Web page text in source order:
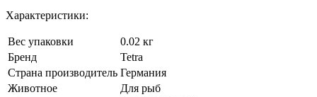
Характеристики:
Вес упаковки
0.02 кг
Бренд
Tetra
Страна производитель Германия
Животное
Для рыб